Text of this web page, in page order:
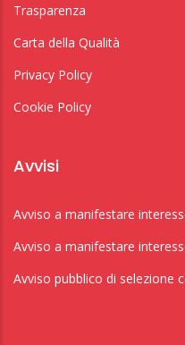
Trasparenza
Carta della Qualità
Privacy Policy
Cookie Policy
Avvisi
Avviso a manifestare
Avviso a manifestare
Avviso pubblico di selezione